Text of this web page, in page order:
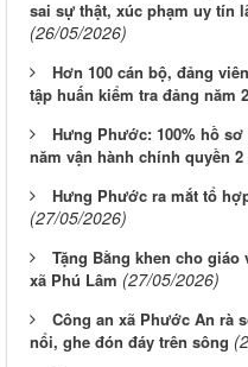
sai sự thật, xúc phạm uy tín
(26/05/2026)
Hơn 100 cán bộ, đảng
tập huấn kiểm tra đảng năm
Hưng Phước: 100% hồ
năm vận hành chính quyền 2
Hưng Phước ra mắt tổ
(27/05/2026)
Tặng Bằng khen cho
xã Phú Lâm (27/05/2026)
Công an xã Phước An rà
nổi, ghe đón đáy trên sông